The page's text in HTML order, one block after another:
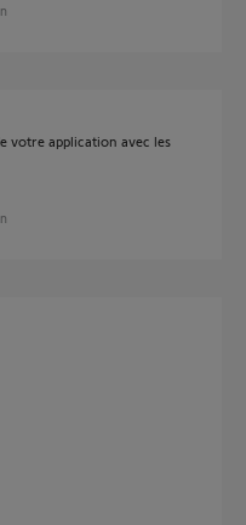
votre application avec les